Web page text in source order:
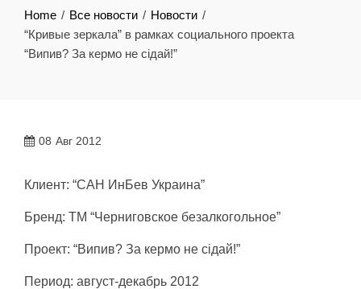
Home Все новости
Новости
“Кривые зеркала” в рамках социального проекта
“Випив? За кермо не сiдай!”
08 Авг 2012
Клиент: “САН ИнБев Украина”
Бренд: ТМ “Черниговское безалкогольное”
Проект: “Випив? За кермо не сідай!”
Период: август-декабрь 2012